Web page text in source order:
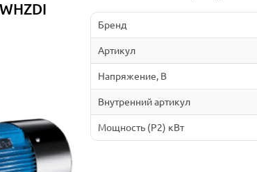
Бренд
Артикул
Напряжение, В
Внутренний артикул
Мощность (P2) кВт